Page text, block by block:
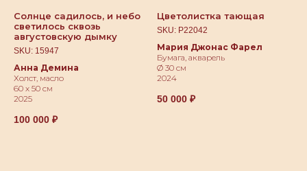
Солнце садилось, и небо
светилось сквозь
августовскую дымку
SKU: 15947
Анна Демина
Холст, масло
60 х 50 см
2025
100 000 ₽
Цветолистка тающая
SKU: Р22042
Мария Джонас Фарел
Бумага, акварель
Ø 30 см
2024
50 000 ₽